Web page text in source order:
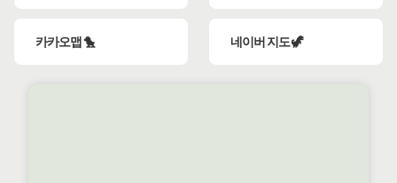
카카오맵 🐤 네이버 지도 🦖